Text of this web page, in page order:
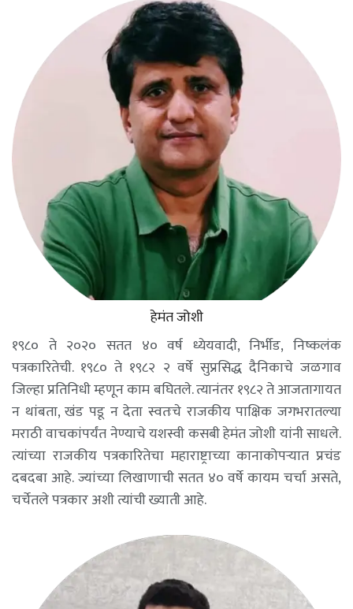
हेमंत जोशी
१९८० ते २०२० सतत ४० वर्ष ध्येयवादी, निर्भीड, निष्कलंक
पत्रकारितेची. १९८० ते १९८२ २ वर्षे सुप्रसिद्ध दैनिकाचे जळगाव
जिल्हा प्रतिनिधी म्हणून काम बघितले. त्यानंतर १९८२ ते आजतागायत
न थांबता, खंड पडू न देता स्वतःचे राजकीय पाक्षिक जगभरातल्या
मराठी वाचकांपर्यंत नेण्याचे यशस्वी कसबी हेमंत जोशी यांनी साधले.
त्यांच्या राजकीय पत्रकारितेचा महाराष्ट्राच्या कानाकोपऱ्यात प्रचंड
दबदबा आहे. ज्यांच्या लिखाणाची सतत ४० वर्षे कायम चर्चा असते,
चर्चेतले पत्रकार अशी त्यांची ख्याती आहे.